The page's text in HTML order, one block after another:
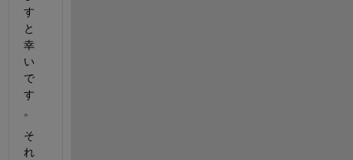
す
と
幸
い
で
す
。
そ
れ